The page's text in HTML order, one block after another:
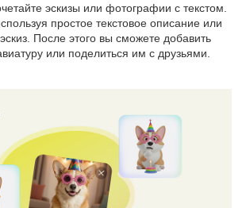
эскизы или фотографии с текстом.
простое текстовое описание или
После этого вы сможете добавить
или поделиться им с друзьями.